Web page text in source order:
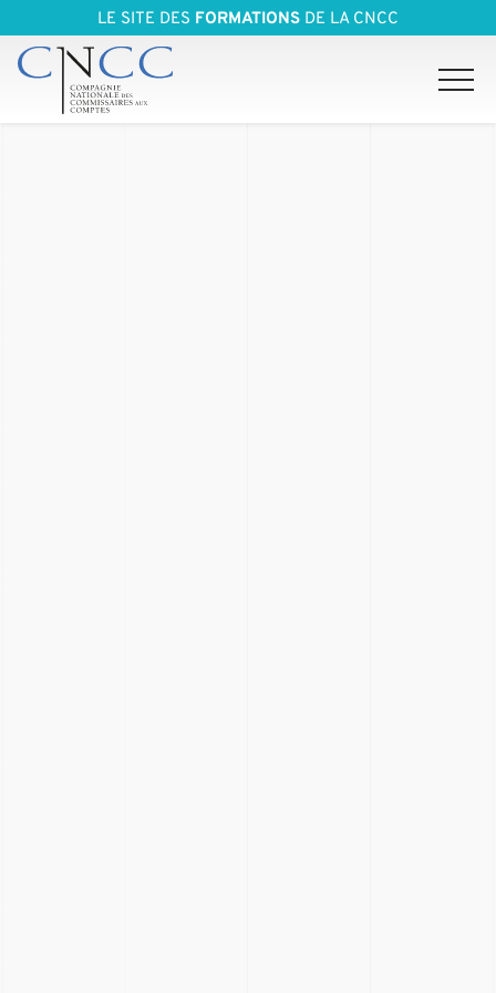
LE SITE DES FORMATIONS DE LA CNCC